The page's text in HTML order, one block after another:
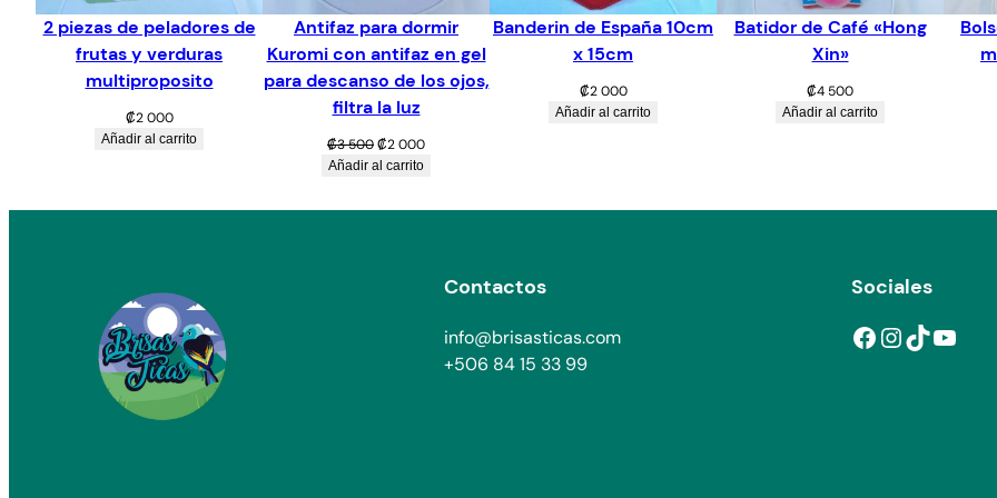
2 piezas de peladores de
frutas y verduras
multiproposito
₡2 000
Añadir al carrito
Antifaz para dormir
Kuromi con antifaz en gel
para descanso de los ojos,
filtra la luz
₡3 500El
precio
₡2 000El
Añadir al carrito
Banderin de España 10cm
x 15cm
₡2 000
Añadir al carrito
Batidor de Café «Hong
Xin»
₡4 500
Añadir al carrito
Contactos
info@brisasticas.com
+506 84 15 33 99
Sociales
Facebook InstagramTikTok YouTube